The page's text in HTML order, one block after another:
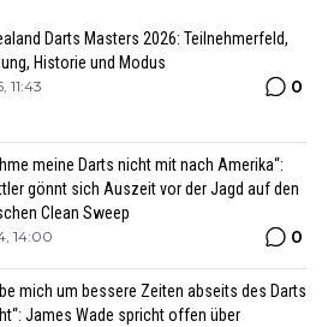
Darts Masters 2026: Teilnehmerfeld,
Historie und Modus
11:43 0
meine Darts nicht mit nach Amerika“:
gönnt sich Auszeit vor der Jagd auf den
Clean Sweep
14:00 0
mich um bessere Zeiten abseits des Darts
James Wade spricht offen über